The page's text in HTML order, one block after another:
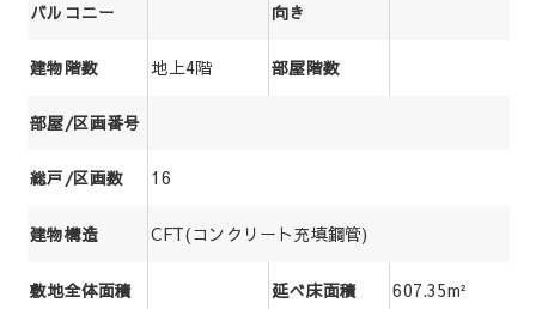
バルコニー 向き
建物階数 地上4階 部屋階数
部屋/区画番号
総戸/区画数 16
建物構造 CFT(コンクリート充填鋼管)
敷地全体面積 延べ床面積 607.35m²